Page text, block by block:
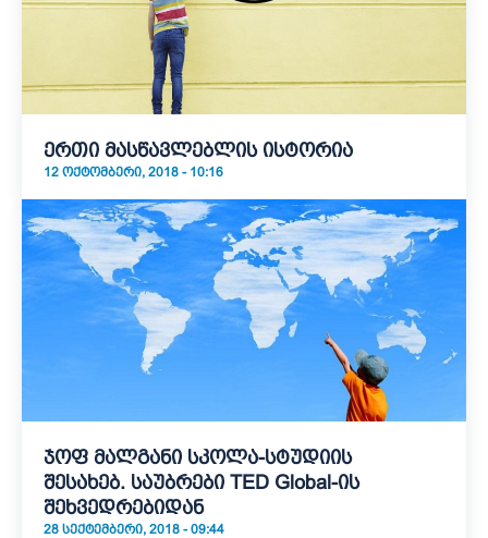
ერთი მასწავლებლის ისტორია
12 ᲝᲥᲢᲝᲛᲑᲔᲠᲘ, 2018 - 10:16
ჯოფ მალგანი სკოლა-სტუდიის
შესახებ. საუბრები TED Global-ის
შეხვედრებიდან
28 ᲡᲔᲥᲢᲔᲛᲑᲔᲠᲘ, 2018 - 09:44